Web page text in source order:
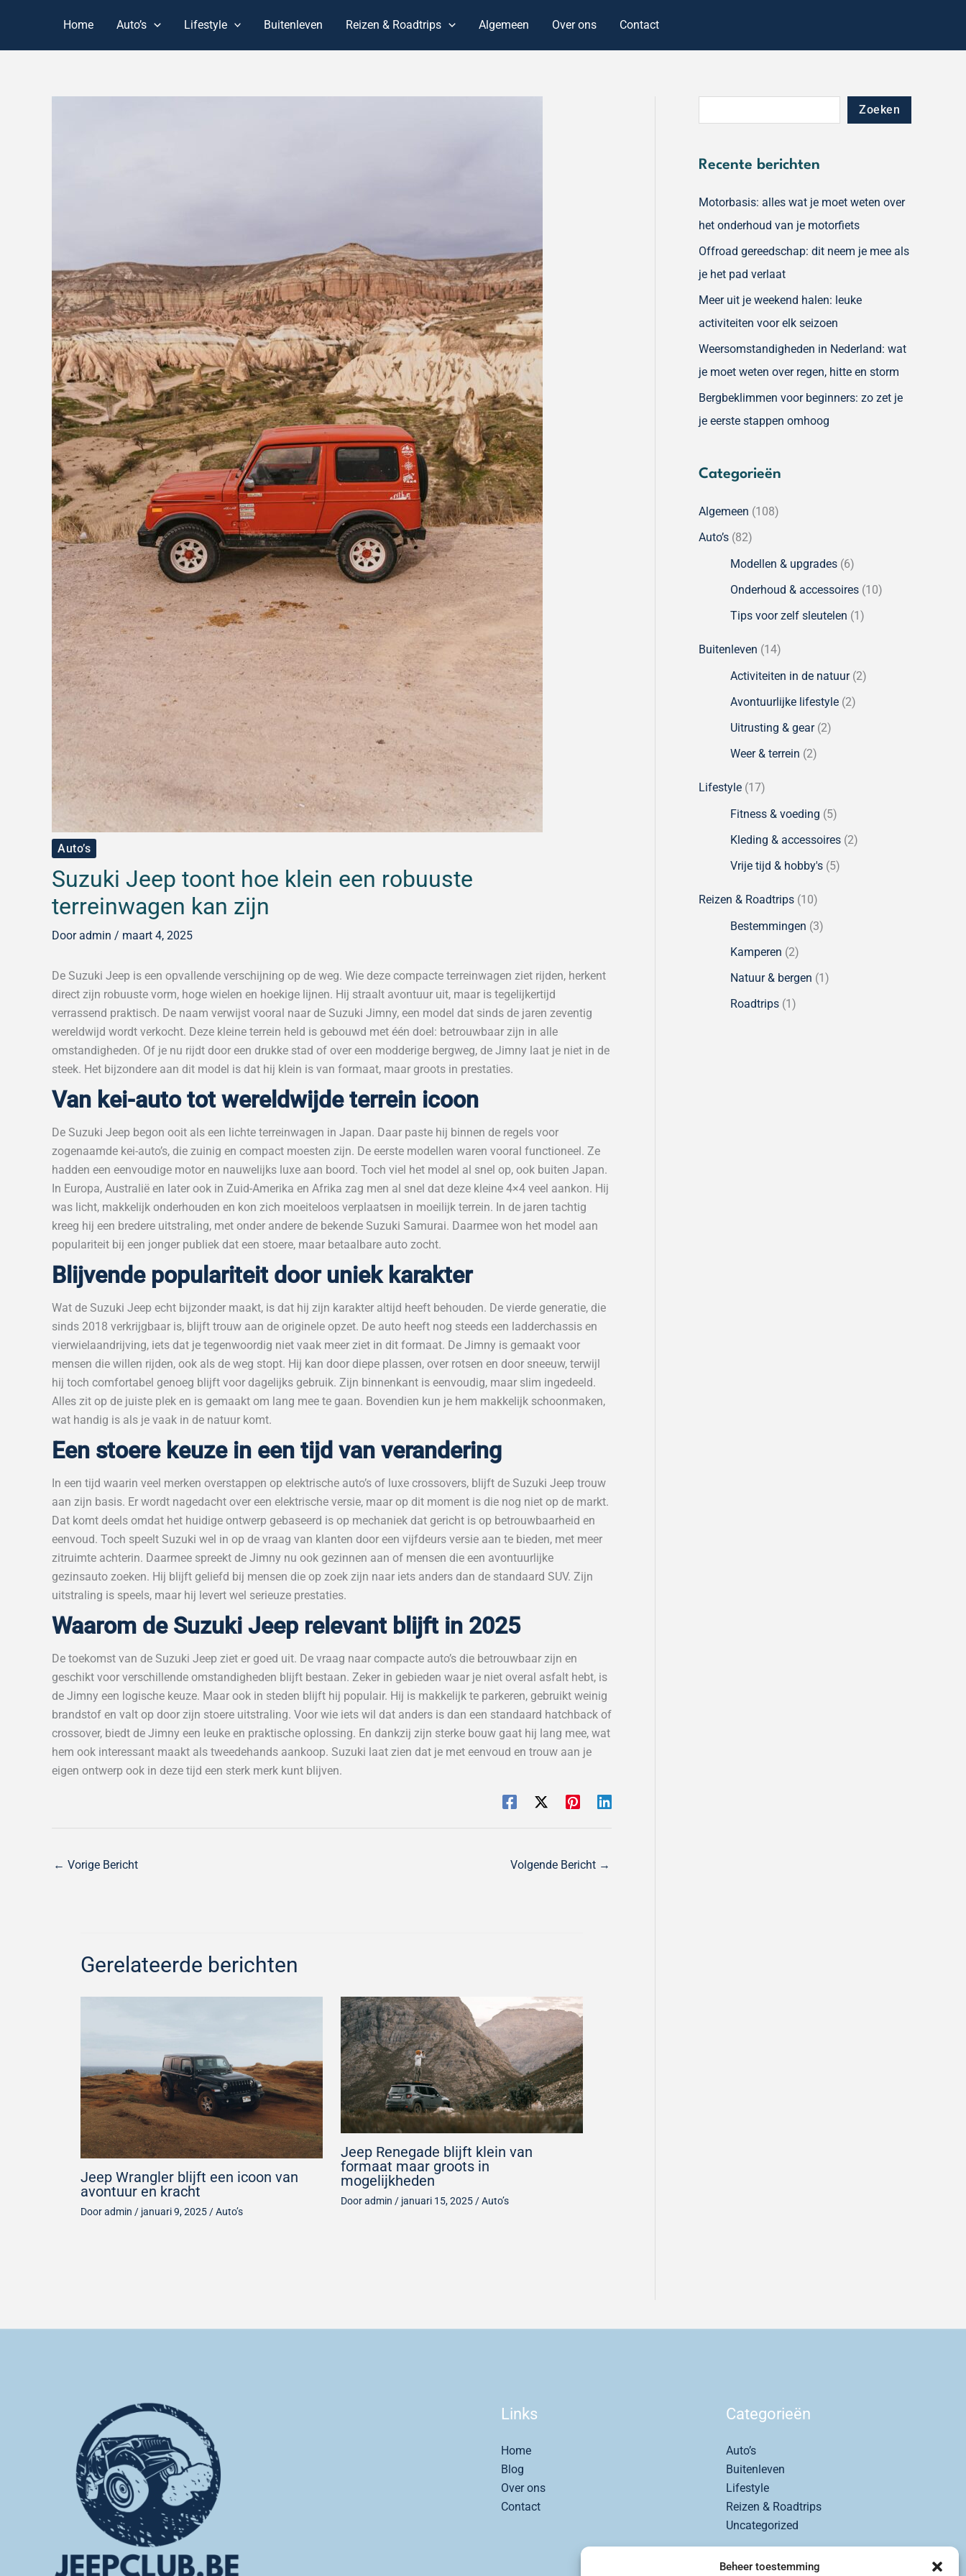
Beheer toestemming
Home Auto’s Lifestyle Buitenleven Reizen & Roadtrips Algemeen Over ons Contact
Auto’s
Suzuki Jeep toont hoe klein een robuuste
terreinwagen kan zijn
Dooradmin / maart 4, 2025
De Suzuki Jeep is een opvallende verschijning op de weg. Wie deze compacte terreinwagen ziet rijden, herkent
direct zijn robuuste vorm, hoge wielen en hoekige lijnen. Hij straalt avontuur uit, maar is tegelijkertijd
verrassend praktisch. De naam verwijst vooral naar de Suzuki Jimny, een model dat sinds de jaren zeventig
wereldwijd wordt verkocht. Deze kleine terrein held is gebouwd met één doel: betrouwbaar zijn in alle
omstandigheden. Of je nu rijdt door een drukke stad of over een modderige bergweg, de Jimny laat je niet in de
steek. Het bijzondere aan dit model is dat hij klein is van formaat, maar groots in prestaties.
Van kei-auto tot wereldwijde terrein icoon
De Suzuki Jeep begon ooit als een lichte terreinwagen in Japan. Daar paste hij binnen de regels voor
zogenaamde kei-auto’s, die zuinig en compact moesten zijn. De eerste modellen waren vooral functioneel. Ze
hadden een eenvoudige motor en nauwelijks luxe aan boord. Toch viel het model al snel op, ook buiten Japan.
In Europa, Australië en later ook in Zuid-Amerika en Afrika zag men al snel dat deze kleine 4×4 veel aankon. Hij
was licht, makkelijk onderhouden en kon zich moeiteloos verplaatsen in moeilijk terrein. In de jaren tachtig
kreeg hij een bredere uitstraling, met onder andere de bekende Suzuki Samurai. Daarmee won het model aan
populariteit bij een jonger publiek dat een stoere, maar betaalbare auto zocht.
Blijvende populariteit door uniek karakter
Wat de Suzuki Jeep echt bijzonder maakt, is dat hij zijn karakter altijd heeft behouden. De vierde generatie, die
sinds 2018 verkrijgbaar is, blijft trouw aan de originele opzet. De auto heeft nog steeds een ladderchassis en
vierwielaandrijving, iets dat je tegenwoordig niet vaak meer ziet in dit formaat. De Jimny is gemaakt voor
mensen die willen rijden, ook als de weg stopt. Hij kan door diepe plassen, over rotsen en door sneeuw, terwijl
hij toch comfortabel genoeg blijft voor dagelijks gebruik. Zijn binnenkant is eenvoudig, maar slim ingedeeld.
Alles zit op de juiste plek en is gemaakt om lang mee te gaan. Bovendien kun je hem makkelijk schoonmaken,
wat handig is als je vaak in de natuur komt.
Een stoere keuze in een tijd van verandering
In een tijd waarin veel merken overstappen op elektrische auto’s of luxe crossovers, blijft de Suzuki Jeep trouw
aan zijn basis. Er wordt nagedacht over een elektrische versie, maar op dit moment is die nog niet op de markt.
Dat komt deels omdat het huidige ontwerp gebaseerd is op mechaniek dat gericht is op betrouwbaarheid en
eenvoud. Toch speelt Suzuki wel in op de vraag van klanten door een vijfdeurs versie aan te bieden, met meer
zitruimte achterin. Daarmee spreekt de Jimny nu ook gezinnen aan of mensen die een avontuurlijke
gezinsauto zoeken. Hij blijft geliefd bij mensen die op zoek zijn naar iets anders dan de standaard SUV. Zijn
uitstraling is speels, maar hij levert wel serieuze prestaties.
Waarom de Suzuki Jeep relevant blijft in 2025
De toekomst van de Suzuki Jeep ziet er goed uit. De vraag naar compacte auto’s die betrouwbaar zijn en
geschikt voor verschillende omstandigheden blijft bestaan. Zeker in gebieden waar je niet overal asfalt hebt, is
de Jimny een logische keuze. Maar ook in steden blijft hij populair. Hij is makkelijk te parkeren, gebruikt weinig
brandstof en valt op door zijn stoere uitstraling. Voor wie iets wil dat anders is dan een standaard hatchback of
crossover, biedt de Jimny een leuke en praktische oplossing. En dankzij zijn sterke bouw gaat hij lang mee, wat
hem ook interessant maakt als tweedehands aankoop. Suzuki laat zien dat je met eenvoud en trouw aan je
eigen ontwerp ook in deze tijd een sterk merk kunt blijven.
← Vorige Bericht Volgende Bericht →
Gerelateerde berichten
Jeep Wrangler blijft een icoon van
avontuur en kracht
Dooradmin / januari 9, 2025 /Auto’s
Jeep Renegade blijft klein van
formaat maar groots in
mogelijkheden
Dooradmin / januari 15, 2025 /Auto’s
n
Zoeken
Recente berichten
Motorbasis: alles wat je moet weten over
het onderhoud van je motorfiets
Offroad gereedschap: dit neem je mee als
je het pad verlaat
Meer uit je weekend halen: leuke
activiteiten voor elk seizoen
Weersomstandigheden in Nederland: wat
je moet weten over regen, hitte en storm
Bergbeklimmen voor beginners: zo zet je
je eerste stappen omhoog
Categorieën
Algemeen (108)
Auto’s (82)
Modellen & upgrades (6)
Onderhoud & accessoires (10)
Tips voor zelf sleutelen (1)
Buitenleven (14)
Activiteiten in de natuur(2)
Avontuurlijke lifestyle (2)
Uitrusting & gear(2)
Weer & terrein (2)
Lifestyle (17)
Fitness & voeding (5)
Kleding & accessoires (2)
Vrije tijd & hobby's (5)
Reizen & Roadtrips (10)
Bestemmingen (3)
Kamperen (2)
Natuur & bergen (1)
Roadtrips (1)
Links
Home
Blog
Over ons
Contact
Categorieën
Auto’s
Buitenleven
Lifestyle
Reizen & Roadtrips
Uncategorized